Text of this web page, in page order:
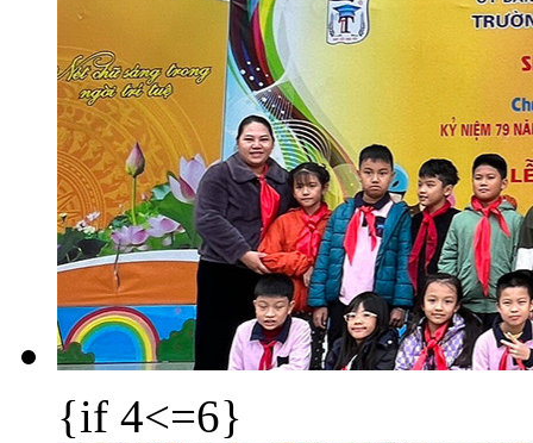
{if 4<=6}